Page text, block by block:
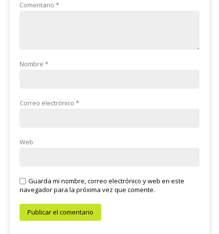
Comentario *
Nombre *
Correo electrónico *
Web
Guarda mi nombre, correo electrónico y web en este
navegador para la próxima vez que comente.